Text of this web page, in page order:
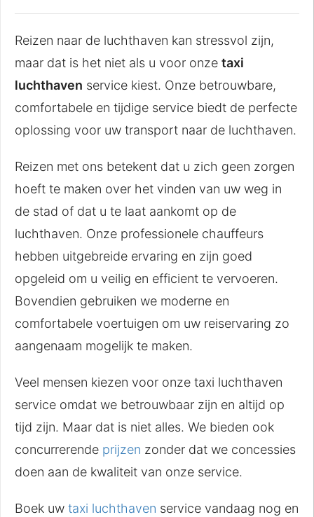
Reizen naar de luchthaven kan stressvol zijn,
maar dat is het niet als u voor onze taxi
luchthaven service kiest. Onze betrouwbare,
comfortabele en tijdige service biedt de perfecte
oplossing voor uw transport naar de luchthaven.
Reizen met ons betekent dat u zich geen zorgen
hoeft te maken over het vinden van uw weg in
de stad of dat u te laat aankomt op de
luchthaven. Onze professionele chauffeurs
hebben uitgebreide ervaring en zijn goed
opgeleid om u veilig en efficient te vervoeren.
Bovendien gebruiken we moderne en
comfortabele voertuigen om uw reiservaring zo
aangenaam mogelijk te maken.
Veel mensen kiezen voor onze taxi luchthaven
service omdat we betrouwbaar zijn en altijd op
tijd zijn. Maar dat is niet alles. We bieden ook
concurrerende prijzen zonder dat we concessies
doen aan de kwaliteit van onze service.
Boek uw taxi luchthaven service vandaag nog en